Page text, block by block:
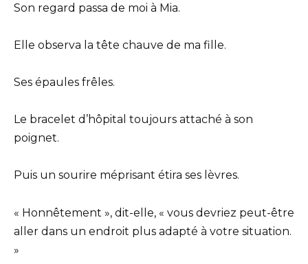
Son regard passa de moi à Mia.
Elle observa la tête chauve de ma fille.
Ses épaules frêles.
Le bracelet d’hôpital toujours attaché à son
poignet.
Puis un sourire méprisant étira ses lèvres.
« Honnêtement », dit-elle, « vous devriez peut-être
aller dans un endroit plus adapté à votre situation.
»